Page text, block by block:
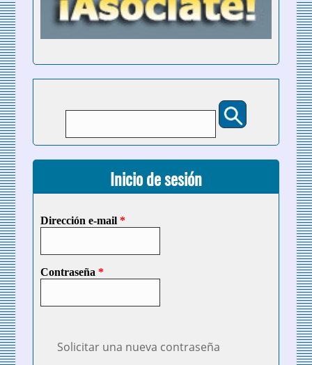
Inicio de sesión
Dirección e-mail *
Contraseña *
Solicitar una nueva contraseña